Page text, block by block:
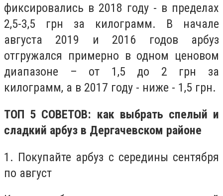
фиксировались в 2018 году - в пределах
2,5-3,5 грн за килограмм. В начале
августа 2019 и 2016 годов арбуз
отгружался примерно в одном ценовом
диапазоне – от 1,5 до 2 грн за
килограмм, а в 2017 году - ниже - 1,5 грн.
ТОП 5 СОВЕТОВ: как выбрать спелый и
сладкий арбуз в Дергачевском районе
1. Покупайте арбуз с середины сентября
по август